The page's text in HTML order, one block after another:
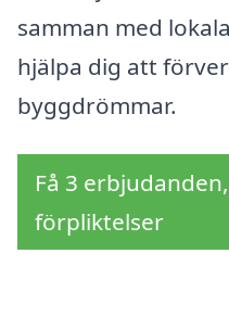
samman med
hjälpa dig att
byggdrömmar.
Få 3
förpliktelser